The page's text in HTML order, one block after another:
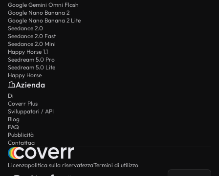
Google Gemini Omni Flash
Google Nano Banana 2
Google Nano Banana 2 Lite
Seedance 2.0
Seedance 2.0 Fast
Seedance 2.0 Mini
Happy Horse 1.1
Seedream 5.0 Pro
Seedream 5.0 Lite
Happy Horse
Azienda
Di
Coverr Plus
Sviluppatori / API
Blog
FAQ
Pubblicità
Contattaci
Licenzapolitica sulla riservatezzaTermini di utilizzo